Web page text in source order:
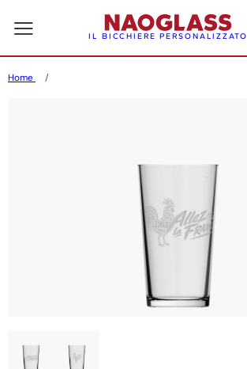
IL BICCHIERE PERSONALIZZATO
Home